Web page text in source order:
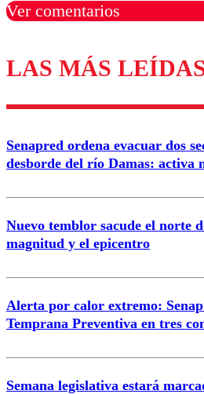
Ver comentarios
Los comentarios son
diálogo
Correo
LAS MÁS
Senapred ordena evacuar dos
desborde del río Damas: activa
Nuevo temblor sacude el norte
magnitud y el epicentro
Alerta por calor extremo:
Temprana Preventiva en tres
Semana legislativa estará